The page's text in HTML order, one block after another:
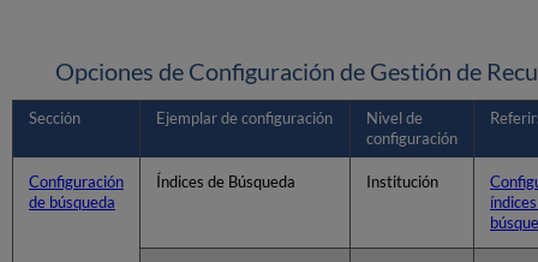
Opciones de Configuración de Gestión de
Sección Ejemplar de configuración
Nivel de
configuración
Configuración
de búsqueda
Índices de Búsqueda Institución